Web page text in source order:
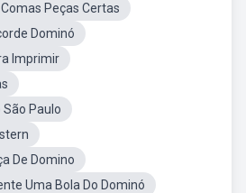
Peças Certas
Dominó
Imprimir
São Paulo
De Domino
Uma Bola Do Dominó